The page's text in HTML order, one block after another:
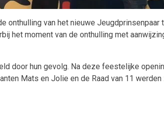
onthulling van het nieuwe
het moment van de onthulling met
door hun gevolg. Na deze feestelijke
Mats en Jolie en de Raad van 11